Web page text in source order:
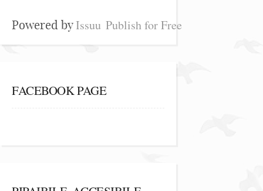
Powered byIssuu Publish for Free
FACEBOOK PAGE